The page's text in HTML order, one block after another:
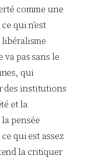
comme une
qui n’est
libéralisme
pas sans le
qui
des institutions
et la
pensée
qui est assez
la critiquer